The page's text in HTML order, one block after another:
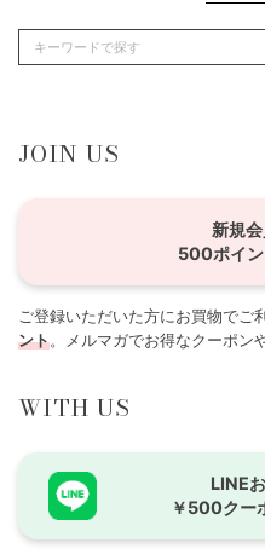
JOIN US
新規
500ポイン
ご登録いただいた方にお買物でご
ント。メルマガでお得なクーポン
WITH US
LINE
￥500クー